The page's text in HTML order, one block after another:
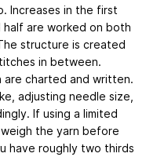
Increases in the first
are worked on both
structure is created
in between.
charted and written.
adjusting needle size,
If using a limited
the yarn before
have roughly two thirds